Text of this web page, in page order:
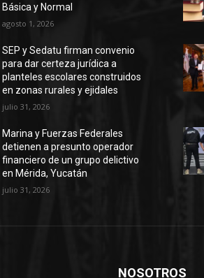
Básica y Normal
agosto 1, 2026
SEP y Sedatu firman convenio
para dar certeza jurídica a
planteles escolares construidos
en zonas rurales y ejidales
julio 31, 2026
Marina y Fuerzas Federales
detienen a presunto operador
financiero de un grupo delictivo
en Mérida, Yucatán
julio 31, 2026
NOSOTROS